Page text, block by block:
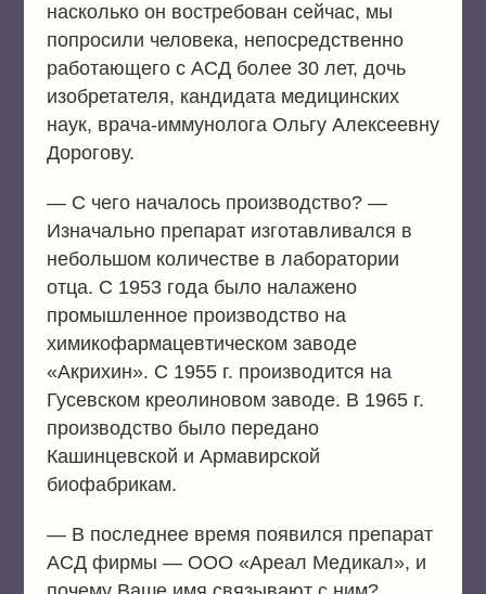
насколько он востребован сейчас, мы
попросили человека, непосредственно
работающего с АСД более 30 лет, дочь
изобретателя, кандидата медицинских
наук, врача-иммунолога Ольгу Алексеевну
Дорогову.
— С чего началось производство? —
Изначально препарат изготавливался в
небольшом количестве в лаборатории
отца. С 1953 года было налажено
промышленное производство на
химикофармацевтическом заводе
«Акрихин». С 1955 г. производится на
Гусевском креолиновом заводе. В 1965 г.
производство было передано
Кашинцевской и Армавирской
биофабрикам.
— В последнее время появился препарат
АСД фирмы — ООО «Ареал Медикал», и